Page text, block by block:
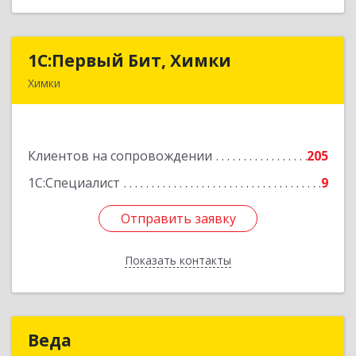
1С:Первый Бит, Химки
Химки
Клиентов на сопровождении
205
1С:Специалист
9
Отправить заявку
Показать контакты
1С:Первый Бит, Химки
Подробнее
Отправить заявку
Назад
Веда